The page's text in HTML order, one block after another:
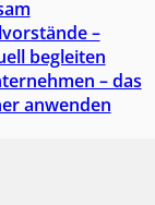
–
begleiten
– das
anwenden